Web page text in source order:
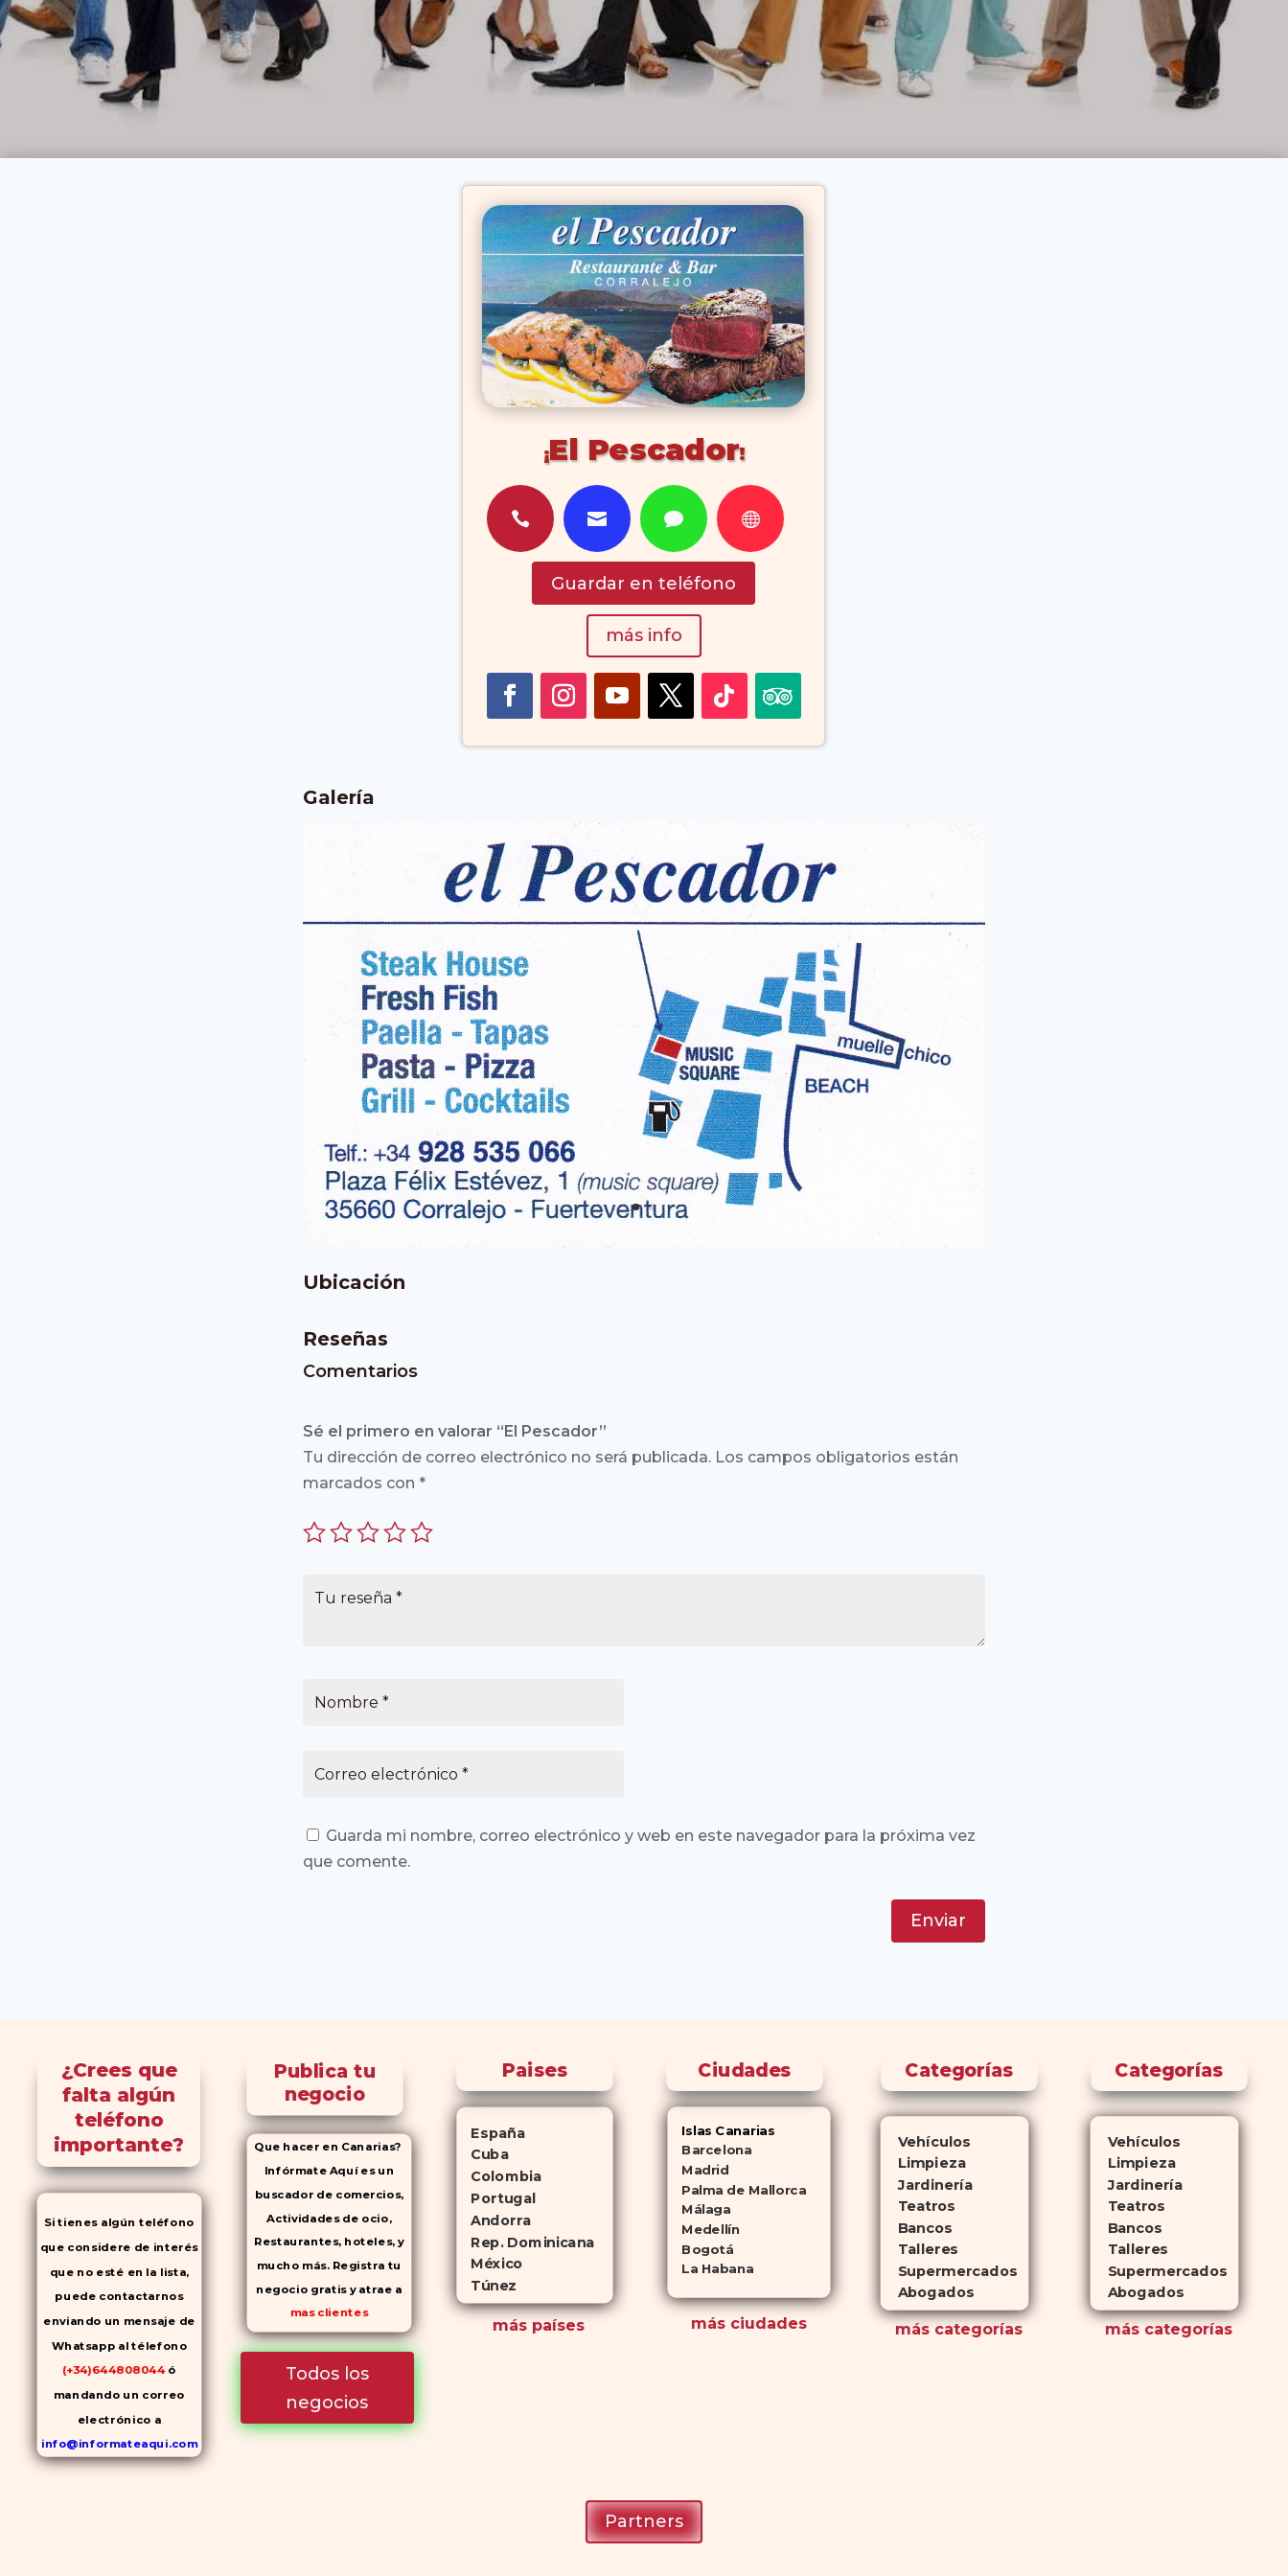
El Pescador
   
Guardar en teléfono
más info
Galería
Ubicación
Reseñas
Comentarios
Sé el primero en valorar “El Pescador”
Tu dirección de correo electrónico no será publicada. Los campos obligatorios están
marcados con*
Guarda mi nombre, correo electrónico y web en este navegador para la próxima vez
que comente.
Enviar
¿Crees que
falta algún
teléfono
importante?
Si tienes algún teléfono
que considere de interés
que no esté en la lista,
puede contactarnos
enviando un mensaje de
Whatsapp al télefono
(+34)644808044 ó
mandando un correo
electrónico a
info@informateaqui.com
Mientras que antes la
Publica tu
negocio
Que hacer en Canarias?
Infórmate Aquí es un
buscador de comercios,
Actividades de ocio,
Restaurantes, hoteles, y
mucho más. Registra tu
negocio gratis y atrae a
mas clientes
Todos los
negocios
Paises
España
Cuba
Colombia
Portugal
Andorra
Rep. Dominicana
México
Túnez
más países
Ciudades
Islas Canarias
Barcelona
Madrid
Palma de Mallorca
Málaga
Medellín
Bogotá
La Habana
más ciudades
Categorías
Vehículos
Limpieza
Jardinería
Teatros
Bancos
Talleres
Supermercados
Abogados
más categorías
Categorías
Vehículos
Limpieza
Jardinería
Teatros
Bancos
Talleres
Supermercados
Abogados
más categorías
Partners